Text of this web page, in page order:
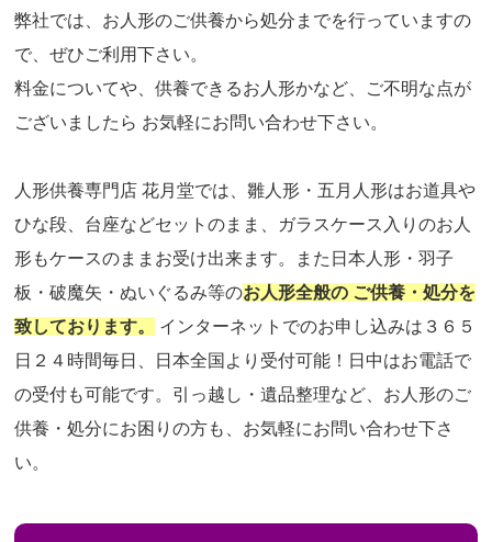
弊社では、お人形のご供養から処分までを行っていますの
で、ぜひご利用下さい。
料金についてや、供養できるお人形かなど、ご不明な点が
ございましたら お気軽にお問い合わせ下さい。
人形供養専門店 花月堂では、雛人形・五月人形はお道具や
ひな段、台座などセットのまま、ガラスケース入りのお人
形もケースのままお受け出来ます。また日本人形・羽子
板・破魔矢・ぬいぐるみ等のお人形全般の ご供養・処分を
致しております。
インターネットでのお申し込みは３６５
日２４時間毎日、日本全国より受付可能！日中はお電話で
の受付も可能です。引っ越し・遺品整理など、お人形のご
供養・処分にお困りの方も、お気軽にお問い合わせ下さ
い。